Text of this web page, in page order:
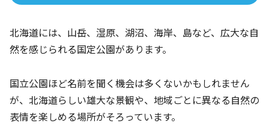
北海道には、山岳、湿原、湖沼、海岸、島など、広大な自
然を感じられる国定公園があります。
国立公園ほど名前を聞く機会は多くないかもしれません
が、北海道らしい雄大な景観や、地域ごとに異なる自然の
表情を楽しめる場所がそろっています。